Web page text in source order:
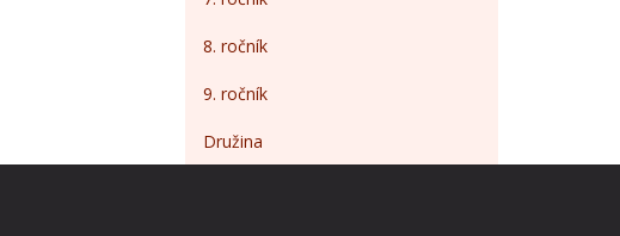
8. ročník
9. ročník
Družina